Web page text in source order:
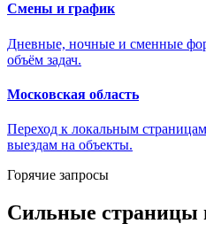
Смены и график
Дневные, ночные и сменные
объём задач.
Московская область
Переход к локальным
выездам на объекты.
Горячие запросы
Сильные страницы